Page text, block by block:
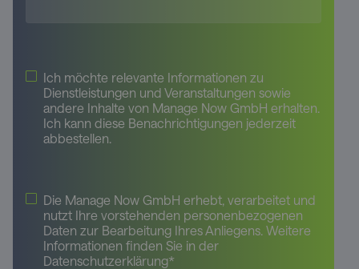
Ich möchte relevante Informationen zu
Dienstleistungen und Veranstaltungen sowie
andere Inhalte von Manage Now GmbH erhalten.
Ich kann diese Benachrichtigungen jederzeit
abbestellen.
Die Manage Now GmbH erhebt, verarbeitet und
nutzt Ihre vorstehenden personenbezogenen
Daten zur Bearbeitung Ihres Anliegens. Weitere
Informationen finden Sie in der
Datenschutzerklärung*